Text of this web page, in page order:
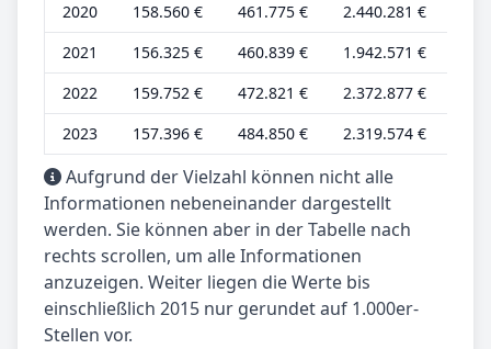
2020
158.560 € 461.775 € 2.440.281 €
2021
156.325 € 460.839 € 1.942.571 €
2022
159.752 € 472.821 € 2.372.877 €
2023
157.396 € 484.850 € 2.319.574 €
Aufgrund der Vielzahl können nicht alle
Informationen nebeneinander dargestellt
werden. Sie können aber in der Tabelle nach
rechts scrollen, um alle Informationen
anzuzeigen. Weiter liegen die Werte bis
einschließlich 2015 nur gerundet auf 1.000er-
Stellen vor.